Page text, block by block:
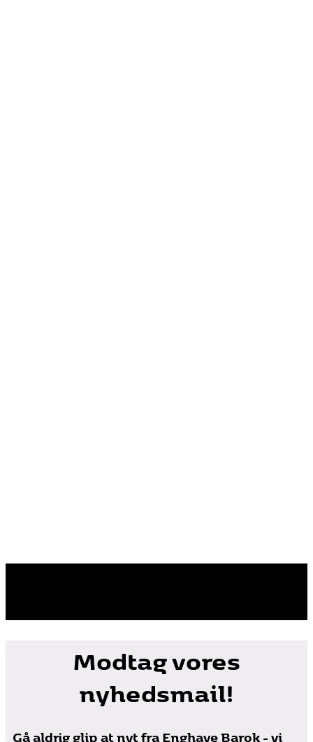
Modtag vores
nyhedsmail!
Gå aldrig glip at nyt fra Enghave Barok - vi